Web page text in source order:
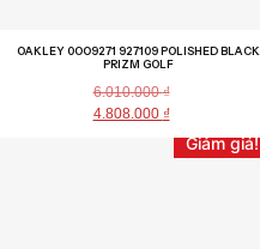
OAKLEY 0OO9271 927109 POLISHED BLACK
PRIZM GOLF
6.010.000₫
4.808.000 ₫
Giảm giá!